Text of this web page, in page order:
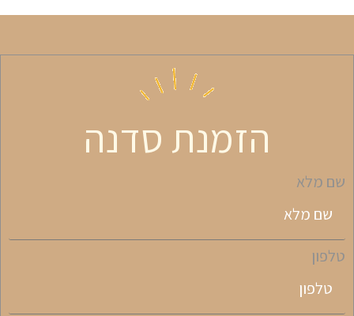
הזמנת סדנה
שם מלא
טלפון